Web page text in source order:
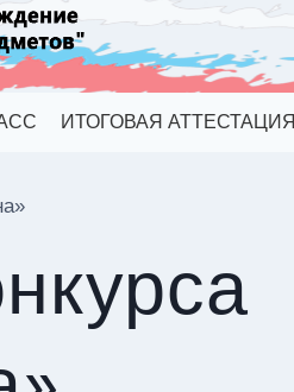
ИТОГОВАЯ АТТЕСТАЦИЯ